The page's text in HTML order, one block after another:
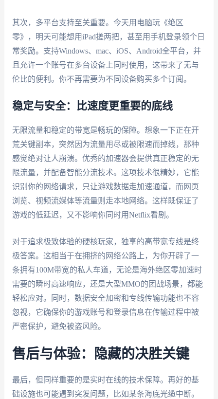
其次，多平台支持至关重要。今天用电脑玩《绝区
零》，明天可能想用iPad搓两把，甚至用手机登录领个日
常奖励。支持Windows、mac、iOS、Android全平台，并
且允许一个账号在多台设备上同时使用，这带来了无与
伦比的便利。你不再需要为不同设备购买多个订阅。
稳定与安全：比速度更重要的底线
无限流量和稳定的带宽是畅玩的保障。想象一下正在开
荒关键副本，突然因为流量用尽或被限速而掉线，那种
感觉绝对让人崩溃。优秀的加速器会提供真正稳定的无
限流量，并配备智能分流技术。这项技术很精妙，它能
识别你的网络请求，只让游戏数据走加速通道，而网页
浏览、视频流媒体等流量则走本地网络。这样既保证了
游戏的低延迟，又不影响你同时用Netflix看剧。
对于追求极致体验的硬核玩家，独享的高带宽专线是终
极答案。这相当于在拥挤的网络公路上，为你开辟了一
条拥有100M带宽的私人车道，无论是海外绝区零加速时
需要的瞬时高速响应，还是大型MMO的团战场景，都能
轻松应对。同时，数据安全加密和专线传输功能也不容
忽视，它确保你的游戏账号和登录信息在传输过程中被
严密保护，避免被盗风险。
售后与体验：隐藏的决胜关键
最后，但同样重要的是实时在线的技术保障。再好的基
础设施也可能遇到突发问题，比如某条海底光缆中断。